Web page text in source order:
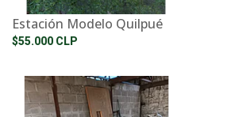
Estación Modelo Quilpué
$55.000 CLP